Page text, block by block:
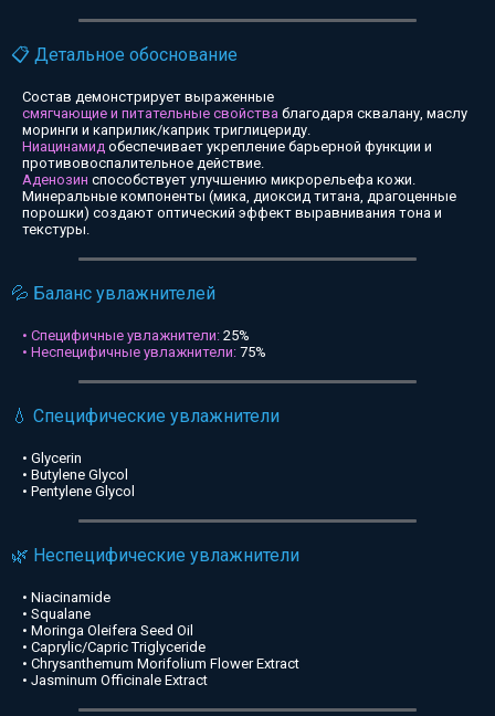
📋 Детальное обоснование
Состав демонстрирует выраженные
смягчающие и питательные свойства благодаря сквалану, маслу
моринги и каприлик/каприк триглицериду.
Ниацинамид обеспечивает укрепление барьерной функции и
противовоспалительное действие.
Аденозин способствует улучшению микрорельефа кожи.
Минеральные компоненты (мика, диоксид титана, драгоценные
порошки) создают оптический эффект выравнивания тона и
текстуры.
💦 Баланс увлажнителей
• Специфичные увлажнители: 25%
• Неспецифичные увлажнители: 75%
💧 Специфические увлажнители
• Glycerin
• Butylene Glycol
• Pentylene Glycol
🌿 Неспецифические увлажнители
• Niacinamide
• Squalane
• Moringa Oleifera Seed Oil
• Caprylic/Capric Triglyceride
• Chrysanthemum Morifolium Flower Extract
• Jasminum Officinale Extract